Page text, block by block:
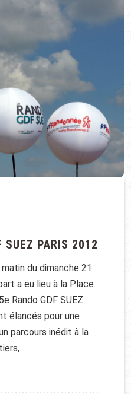
SUEZ PARIS 2012
du dimanche 21
a eu lieu à la Place
Rando GDF SUEZ.
élancés pour une
parcours inédit à la
GDF SUEZ PARIS 2012